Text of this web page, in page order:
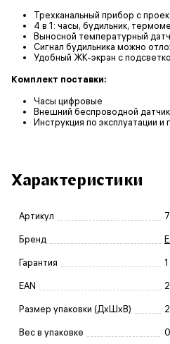
Трехканальный прибор с
4 в 1: часы, будильник,
Выносной температурный
Сигнал будильника можно
Удобный ЖК-экран с
Комплект поставки:
Часы цифровые
Внешний беспроводной датчик
Инструкция по эксплуатации и
Характеристики
Артикул
Бренд
Гарантия
EAN
Размер упаковки (ДxШxВ)
Вес в упаковке